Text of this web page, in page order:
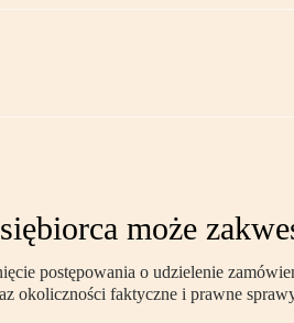
może
postępowania o udzielenie
okoliczności faktyczne i prawne